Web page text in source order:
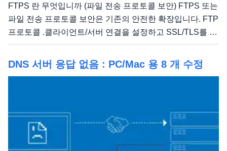
FTPS 란 무엇입니까 (파일 전송 프로토콜 보안) FTPS 또는
파일 전송 프로토콜 보안은 기존의 안전한 확장입니다. FTP
프로토콜 .클라이언트/서버 연결을 설정하고 SSL/TLS를 통
해 데이터를 전송합니다.TLS (Transport Layer Security)는
업그레이드 된 버전의 SSL (Secure Socket Layer)입니다.
SFTP 란 무엇입니까 (보안 파일 전송 프로토콜) SSH 파일
DNS 서버 응답 없음 : PC/Mac 용 8 개 수정